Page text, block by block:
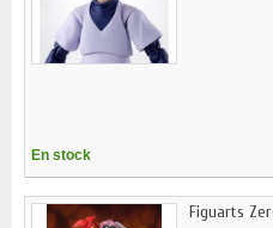
En stock
Figuarts